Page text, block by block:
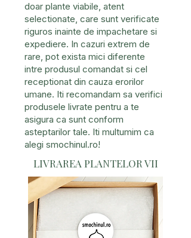
doar plante viabile, atent
selectionate, care sunt verificate
riguros inainte de impachetare si
expediere. In cazuri extrem de
rare, pot exista mici diferente
intre produsul comandat si cel
receptionat din cauza erorilor
umane. Iti recomandam sa verifici
produsele livrate pentru a te
asigura ca sunt conform
asteptarilor tale. Iti multumim ca
alegi smochinul.ro!
LIVRAREA PLANTELOR VII